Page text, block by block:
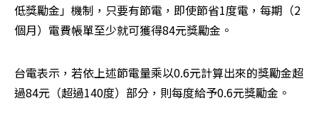
低獎勵金」機制，只要有節電，即使節省1度電，每期（2
個月）電費帳單至少就可獲得84元獎勵金。
台電表示，若依上述節電量乘以0.6元計算出來的獎勵金超
過84元（超過140度）部分，則每度給予0.6元獎勵金。